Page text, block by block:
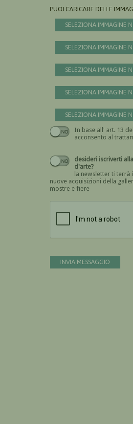
PUOI CARICARE DELLE
SELEZIONA IMMAGINE
SELEZIONA IMMAGINE
SELEZIONA IMMAGINE
SELEZIONA IMMAGINE
SELEZIONA IMMAGINE
In base all' art. 13
desideri iscriverti alla
d'arte?
la newsletter ti
nuove acquisizioni della
mostre e fiere
INVIA MESSAGGIO